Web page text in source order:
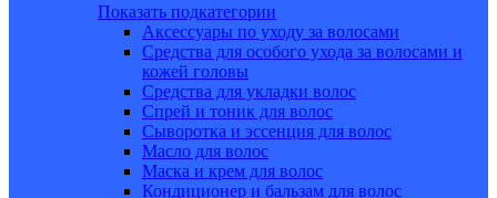
Показать подкатегории
Аксессуары по уходу за волосами
Средства для особого ухода за волосами и
кожей головы
Средства для укладки волос
Спрей и тоник для волос
Сыворотка и эссенция для волос
Масло для волос
Маска и крем для волос
Кондиционер и бальзам для волос